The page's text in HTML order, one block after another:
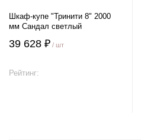
Шкаф-купе "Тринити 8" 2000
мм Сандал светлый
39 628 ₽ / шт
Рейтинг: